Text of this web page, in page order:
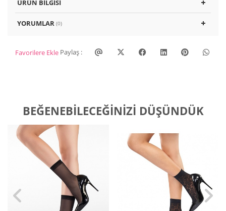
ÜRÜN BILGISI
YORUMLAR (0)
Favorilere Ekle Paylaş :
BEĞENEBILECEĞINIZI DÜŞÜNDÜK